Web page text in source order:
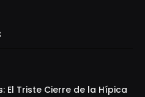
El Triste Cierre de la Hípica